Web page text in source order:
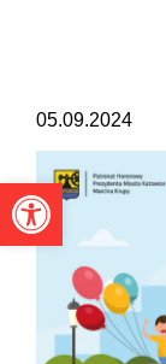
Otwórz
05.09.2024